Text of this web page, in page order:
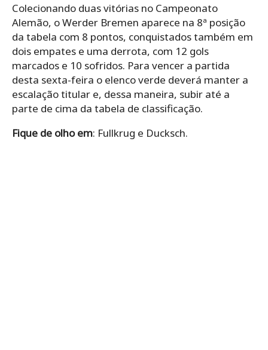
Colecionando duas vitórias no Campeonato
Alemão, o Werder Bremen aparece na 8ª posição
da tabela com 8 pontos, conquistados também em
dois empates e uma derrota, com 12 gols
marcados e 10 sofridos. Para vencer a partida
desta sexta-feira o elenco verde deverá manter a
escalação titular e, dessa maneira, subir até a
parte de cima da tabela de classificação.
Fique de olho em: Fullkrug e Ducksch.